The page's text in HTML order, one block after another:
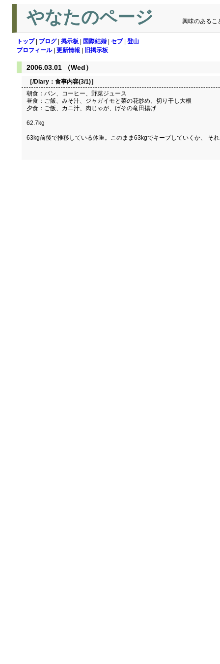
やなたのページ 興味のあるこ
トップ| ブログ| 掲示板 国際結婚 セブ| 登山
プロフィール| 更新情報 旧掲示板
2006.03.01 （Wed）
［/Diary： 食事内容(3/1)］
朝食：パン、コーヒー、野菜ジュース
昼食：ご飯、みそ汁、ジャガイモと菜の花炒め、切り干し大根
夕食：ご飯、カニ汁、肉じゃが、げその竜田揚げ
62.7kg
63kg前後で推移している体重。このまま63kgでキープしていくか、 そ